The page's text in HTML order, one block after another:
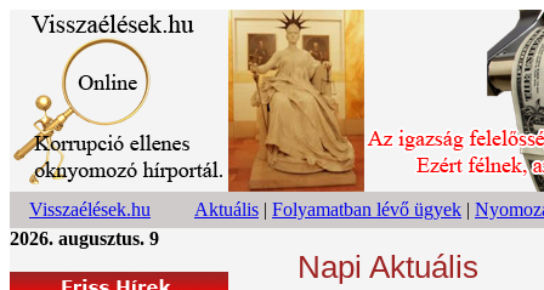
Visszaélések.hu Aktuális | Folyamatban lévő ügyek |
2026. augusztus. 9
Napi Aktuális